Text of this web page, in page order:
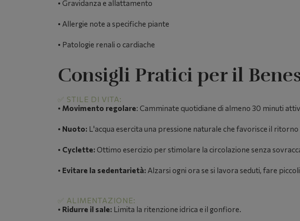
• Gravidanza e allattamento
• Allergie note a specifiche piante
• Patologie renali o cardiache
Consigli Pratici per il
✅ STILE DI VITA:
• Movimento regolare: Camminate quotidiane di almeno 30 minuti
• Nuoto: L'acqua esercita una pressione naturale che favorisce il ritorno
• Cyclette: Ottimo esercizio per stimolare la circolazione senza
• Evitare la sedentarietà: Alzarsi ogni ora se si lavora seduti, fare
✅ ALIMENTAZIONE:
• Ridurre il sale: Limita la ritenzione idrica e il gonfiore.